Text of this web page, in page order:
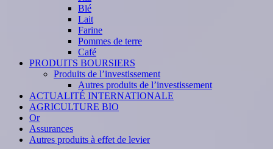
Blé
Lait
Farine
Pommes de terre
Café
PRODUITS BOURSIERS
Produits de l’investissement
Autres produits de l’investissement
ACTUALITÉ INTERNATIONALE
AGRICULTURE BIO
Or
Assurances
Autres produits à effet de levier